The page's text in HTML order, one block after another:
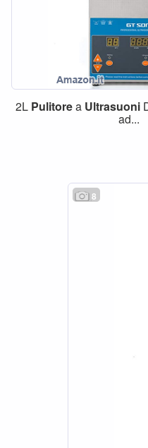
2L Pulitorea Ultrasuoni
ad...
8